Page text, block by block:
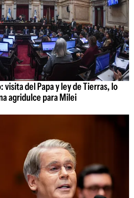
visita del Papa y ley de Tierras, lo
agridulce para Milei